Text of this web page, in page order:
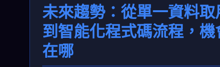
未來趨勢：從單一資料取
到智能化程式碼流程，機
在哪